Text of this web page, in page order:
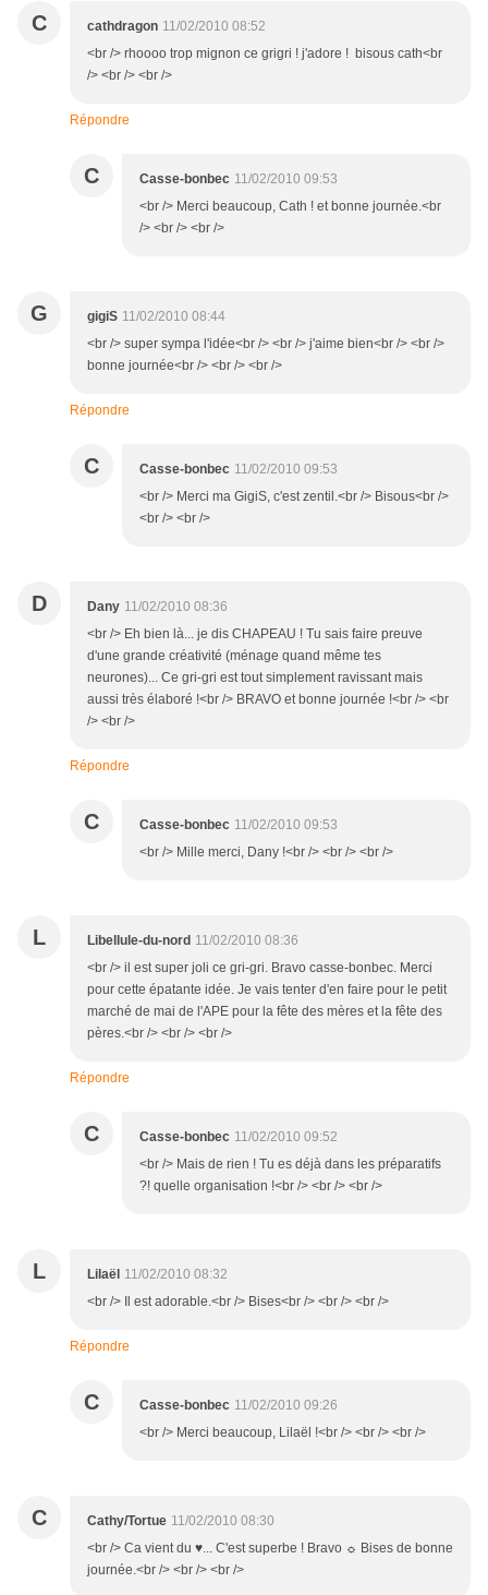
C cathdragon 11/02/2010 08:52
<br /> rhoooo trop mignon ce grigri ! j'adore ! bisous cath<br
/> <br /> <br />
Répondre
C Casse-bonbec 11/02/2010 09:53
<br /> Merci beaucoup, Cath ! et bonne journée.<br
/> <br /> <br />
G gigiS 11/02/2010 08:44
<br /> super sympa l'idée<br /> <br /> j'aime bien<br /> <br />
bonne journée<br /> <br /> <br />
Répondre
C Casse-bonbec 11/02/2010 09:53
<br /> Merci ma GigiS, c'est zentil.<br /> Bisous<br />
<br /> <br />
D Dany 11/02/2010 08:36
<br /> Eh bien là... je dis CHAPEAU ! Tu sais faire preuve
d'une grande créativité (ménage quand même tes
neurones)... Ce gri-gri est tout simplement ravissant mais
aussi très élaboré !<br /> BRAVO et bonne journée !<br /> <br
/> <br />
Répondre
C Casse-bonbec 11/02/2010 09:53
<br /> Mille merci, Dany !<br /> <br /> <br />
L Libellule-du-nord 11/02/2010 08:36
<br /> il est super joli ce gri-gri. Bravo casse-bonbec. Merci
pour cette épatante idée. Je vais tenter d'en faire pour le petit
marché de mai de l'APE pour la fête des mères et la fête des
pères.<br /> <br /> <br />
Répondre
C Casse-bonbec 11/02/2010 09:52
<br /> Mais de rien ! Tu es déjà dans les préparatifs
?! quelle organisation !<br /> <br /> <br />
L Lilaël 11/02/2010 08:32
<br /> Il est adorable.<br /> Bises<br /> <br /> <br />
Répondre
C Casse-bonbec 11/02/2010 09:26
<br /> Merci beaucoup, Lilaël !<br /> <br /> <br />
C Cathy/Tortue 11/02/2010 08:30
<br /> Ca vient du ♥... C'est superbe ! Bravo ☼ Bises de bonne
journée.<br /> <br /> <br />